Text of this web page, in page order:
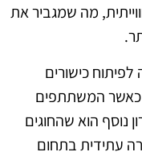
מה שמגביר את
כישורים
כאשר המשתתפים
נוסף הוא שהחוגים
עתידית בתחום